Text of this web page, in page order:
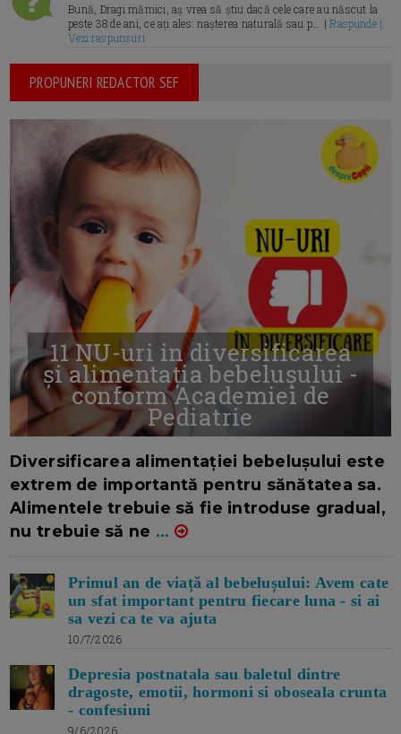
Bună, Dragi mămici, aș vrea să știu dacă cele care au născut la
peste 38 de ani, ce ați ales: nașterea naturală sau p... |Raspunde |
Vezi raspunsuri
PROPUNERI REDACTOR SEF
11 NU-uri in diversificarea
și alimentația bebelușului -
conform Academiei de
Pediatrie
Diversificarea alimentației bebelușului este
extrem de importantă pentru sănătatea sa.
Alimentele trebuie să fie introduse gradual,
nu trebuie să ne ...
Primul an de viață al bebelușului: Avem cate
un sfat important pentru fiecare luna - si ai
sa vezi ca te va ajuta
10/7/2026
Depresia postnatala sau baletul dintre
dragoste, emotii, hormoni si oboseala crunta
- confesiuni
9/6/2026